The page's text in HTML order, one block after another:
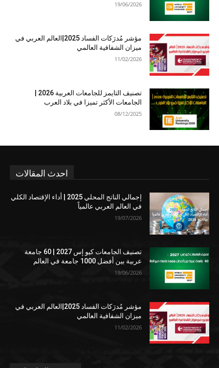
19/06/2026
مؤشر مُدرَكات الفساد 2025|العالم العربي في
ميزان الشفافية العالمي
11/02/2026
الجامعات الأكثر تميزا في بلاد العرب
08/12/2025
احدث المقالات
إجمالي الناتج المحلي 2025 | أداء الإقتصاد الكلي
في العالم العربي عالمياً
19/07/2026
تصنيف الجامعات كيو إس 2027 | 60 جامعة
عربية بين أفضل 1000 جامعة في العالم
19/06/2026
مؤشر مُدرَكات الفساد 2025|العالم العربي في
ميزان الشفافية العالمي
11/02/2026